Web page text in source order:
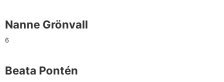
Nanne Grönvall
6
Beata Pontén